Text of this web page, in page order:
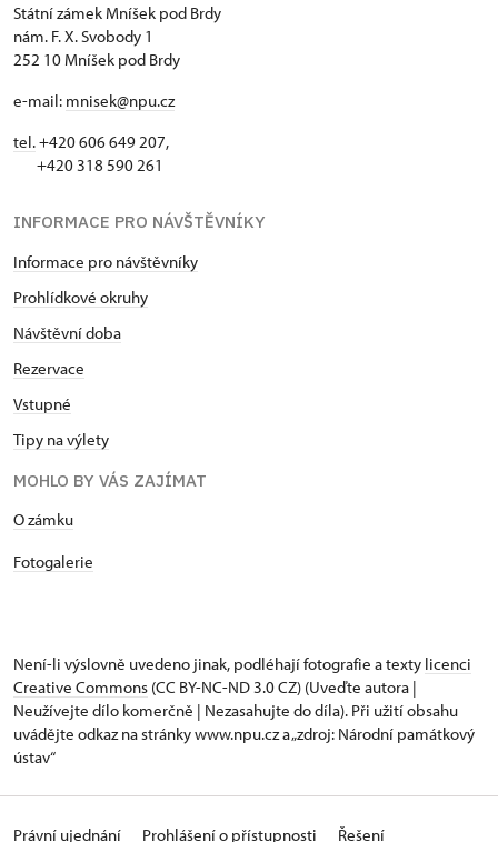
Státní zámek Mníšek pod Brdy
nám. F. X. Svobody 1
252 10 Mníšek pod Brdy
e-mail: mnisek@npu.cz
tel.+420 606 649 207,
+420 318 590 261
INFORMACE PRO NÁVŠTĚVNÍKY
Informace pro návštěvníky
Prohlídkové okruhy
Návštěvní doba
Rezervace
Vstupné
Tipy na výlety
MOHLO BY VÁS ZAJÍMAT
O zámku
Fotogalerie
Není-li výslovně uvedeno jinak, podléhají fotografie a texty licenci
Creative Commons (CC BY-NC-ND 3.0 CZ) (Uveďte autora |
Neužívejte dílo komerčně | Nezasahujte do díla). Při užití obsahu
uvádějte odkaz na stránky www.npu.cz a „zdroj: Národní památkový
ústav“
Právní ujednání Prohlášení o přístupnosti Řešení